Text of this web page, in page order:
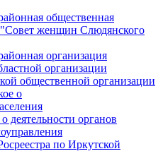
общественная
"Совет женщин Слюдянского
организация
организации
общественной организации
о
деятельности органов
по Иркутской